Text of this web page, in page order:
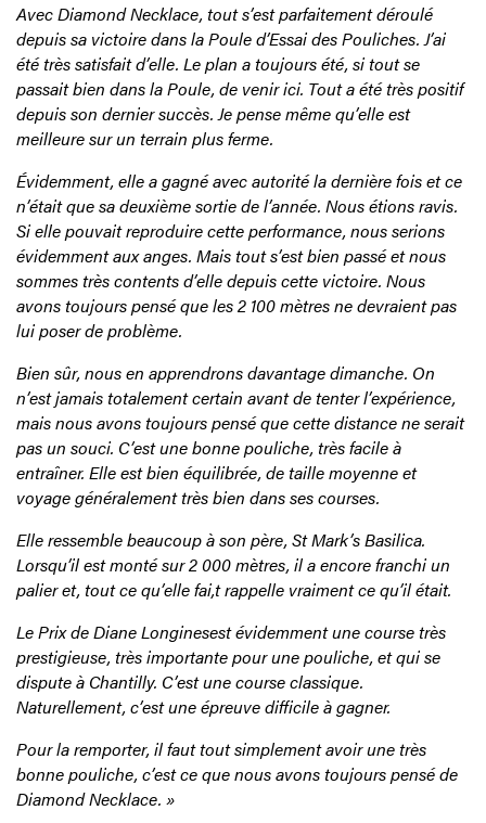
Avec Diamond Necklace, tout s’est parfaitement déroulé
depuis sa victoire dans la Poule d’Essai des Pouliches. J’ai
été très satisfait d’elle. Le plan a toujours été, si tout se
passait bien dans la Poule, de venir ici. Tout a été très positif
depuis son dernier succès. Je pense même qu’elle est
meilleure sur un terrain plus ferme.
Évidemment, elle a gagné avec autorité la dernière fois et ce
n’était que sa deuxième sortie de l’année. Nous étions ravis.
Si elle pouvait reproduire cette performance, nous serions
évidemment aux anges. Mais tout s’est bien passé et nous
sommes très contents d’elle depuis cette victoire. Nous
avons toujours pensé que les 2 100 mètres ne devraient pas
lui poser de problème.
Bien sûr, nous en apprendrons davantage dimanche. On
n’est jamais totalement certain avant de tenter l’expérience,
mais nous avons toujours pensé que cette distance ne serait
pas un souci. C’est une bonne pouliche, très facile à
entraîner. Elle est bien équilibrée, de taille moyenne et
voyage généralement très bien dans ses courses.
Elle ressemble beaucoup à son père, St Mark’s Basilica.
Lorsqu’il est monté sur 2 000 mètres, il a encore franchi un
palier et, tout ce qu’elle fai,t rappelle vraiment ce qu’il était.
Le Prix de Diane Longinesest évidemment une course très
prestigieuse, très importante pour une pouliche, et qui se
dispute à Chantilly. C’est une course classique.
Naturellement, c’est une épreuve difficile à gagner.
Pour la remporter, il faut tout simplement avoir une très
bonne pouliche, c’est ce que nous avons toujours pensé de
Diamond Necklace. »